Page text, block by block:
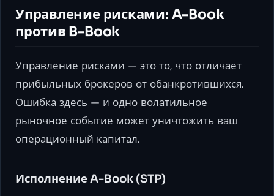
Управление рисками: A-Book
против B-Book
Управление рисками — это то, что отличает
прибыльных брокеров от обанкротившихся.
Ошибка здесь — и одно волатильное
рыночное событие может уничтожить ваш
операционный капитал.
Исполнение A-Book (STP)